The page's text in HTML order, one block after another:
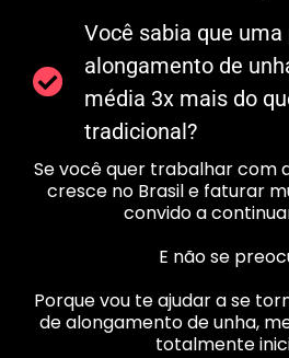
Você sabia que
alongamento de
média 3x mais do
tradicional?
Se você quer trabalhar com
cresce no Brasil e faturar
convido a
E não se
Porque vou te ajudar a se
de alongamento de unha,
totalmente